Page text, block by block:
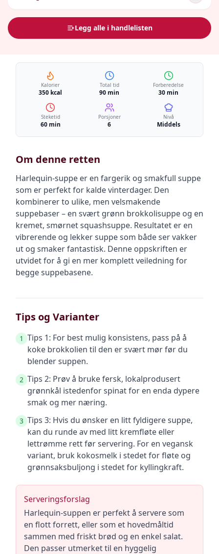
Legg alle i handlelisten
Kalorier
350 kcal
Total tid
90 min
Forberedelse
30 min
Steketid
60 min
Porsjoner
6
Nivå
Middels
Om denne retten
Harlequin-suppe er en fargerik og smakfull suppe
som er perfekt for kalde vinterdager. Den
kombinerer to ulike, men velsmakende
suppebaser – en svært grønn brokkolisuppe og en
kremet, smørnet squashsuppe. Resultatet er en
vibrerende og lekker suppe som både ser vakker
ut og smaker fantastisk. Denne oppskriften er
utvidet for å gi en mer komplett veiledning for
begge suppebasene.
Tips og Varianter
1 Tips 1: For best mulig konsistens, pass på å
koke brokkolien til den er svært mør før du
blender suppen.
2 Tips 2: Prøv å bruke fersk, lokalprodusert
grønnkål istedenfor spinat for en enda dypere
smak og mer næring.
3 Tips 3: Hvis du ønsker en litt fyldigere suppe,
kan du runde av med litt kremfløte eller
lettrømme rett før servering. For en vegansk
variant, bruk kokosmelk i stedet for fløte og
grønnsaksbuljong i stedet for kyllingkraft.
Serveringsforslag
Harlequin-suppen er perfekt å servere som
en flott forrett, eller som et hovedmåltid
sammen med friskt brød og en enkel salat.
Den passer utmerket til en hyggelig